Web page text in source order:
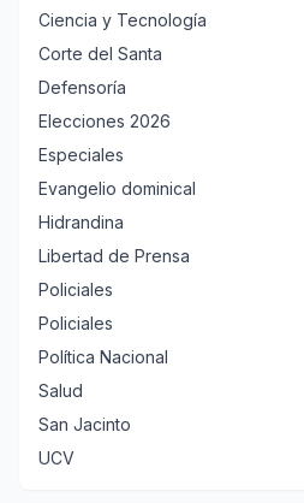
Ciencia y Tecnología
Corte del Santa
Defensoría
Elecciones 2026
Especiales
Evangelio dominical
Hidrandina
Libertad de Prensa
Policiales
Policiales
Política Nacional
Salud
San Jacinto
UCV